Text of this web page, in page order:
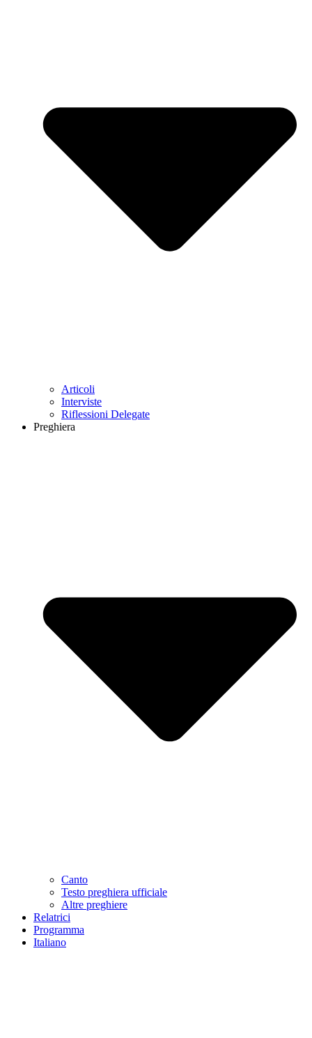
Articoli
Interviste
Riflessioni Delegate
Preghiera
Canto
Testo preghiera ufficiale
Altre preghiere
Relatrici
Programma
Italiano